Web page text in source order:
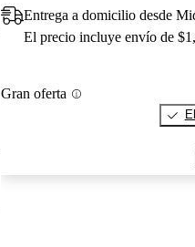
Entrega a domicilio desde
El precio incluye envío de
Gran oferta